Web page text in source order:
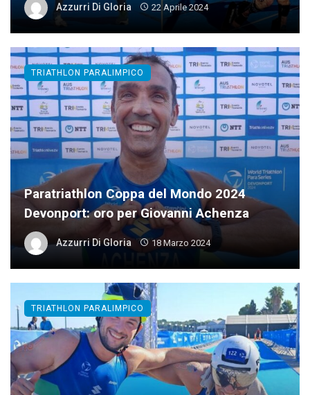
Azzurri Di Gloria 22 Aprile 2024
Paratriathlon Coppa del Mondo 2024
Devonport: oro per Giovanni Achenza
Azzurri Di Gloria 18 Marzo 2024
TRIATHLON PARALIMPICO
TRIATHLON PARALIMPICO